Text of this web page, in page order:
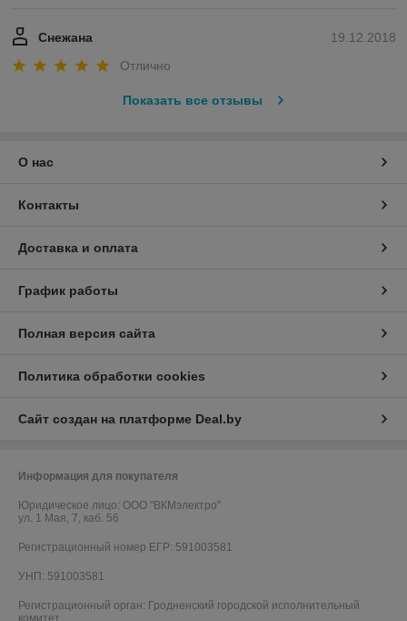
19.12.2018
Снежана
Отлично
Показать все отзывы
О нас
Контакты
Доставка и оплата
График работы
Полная версия сайта
Политика обработки cookies
Сайт создан на платформе Deal.by
Информация для покупателя
Юридическое лицо: ООО "ВКМэлектро"
ул. 1 Мая, 7, каб. 56
Регистрационный номер ЕГР: 591003581
УНП: 591003581
Регистрационный орган: Гродненский городской исполнительный
комитет